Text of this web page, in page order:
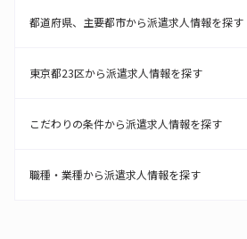
都道府県、主要都市から派遣求人情報を探す
東京都23区から派遣求人情報を探す
こだわりの条件から派遣求人情報を探す
職種・業種から派遣求人情報を探す